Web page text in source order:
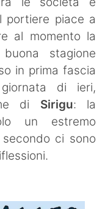
portiere piace a
al momento la
stagione
in prima fascia
di ieri,
di Sirigu: la
un estremo
ci sono